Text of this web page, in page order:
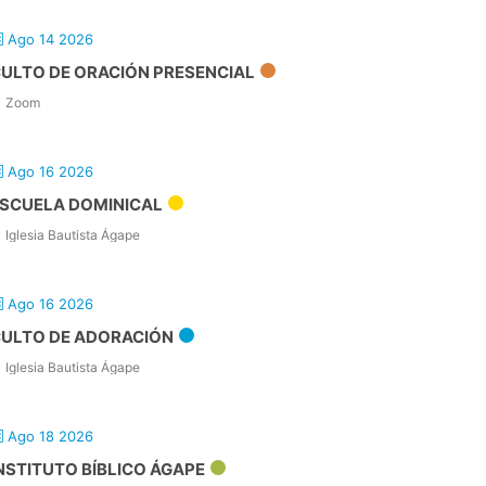
Ago 14 2026
DE ORACIÓN PRESENCIAL
Zoom
Ago 16 2026
DOMINICAL
Iglesia Bautista Ágape
Ago 16 2026
DE ADORACIÓN
Iglesia Bautista Ágape
Ago 18 2026
BÍBLICO ÁGAPE